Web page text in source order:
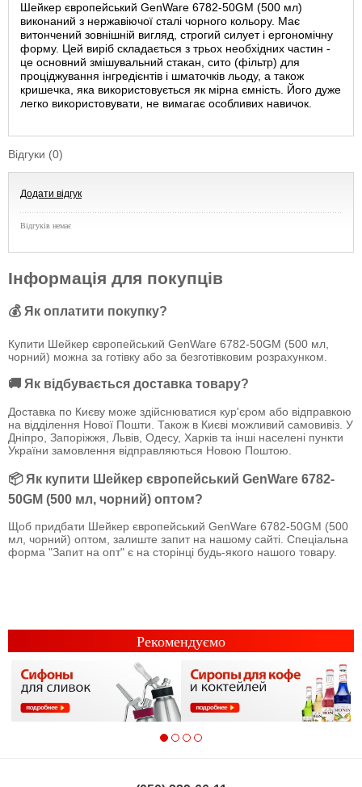
Шейкер європейський GenWare 6782-50GM (500 мл)
виконаний з нержавіючої сталі чорного кольору. Має
витончений зовнішній вигляд, строгий силует і ергономічну
форму. Цей виріб складається з трьох необхідних частин -
це основний змішувальний стакан, сито (фільтр) для
проціджування інгредієнтів і шматочків льоду, а також
кришечка, яка використовується як мірна ємність. Його дуже
легко використовувати, не вимагає особливих навичок.
Відгуки (0)
Додати відгук
Відгуків немає
Інформація для покупців
💰 Як оплатити покупку?
Купити Шейкер європейський GenWare 6782-50GM (500 мл,
чорний) можна за готівку або за безготівковим розрахунком.
🚚 Як відбувається доставка товару?
Доставка по Києву може здійснюватися кур'єром або відправкою
на відділення Нової Пошти. Також в Києві можливий самовивіз. У
Дніпро, Запоріжжя, Львів, Одесу, Харків та інші населені пункти
України замовлення відправляються Новою Поштою.
📦 Як купити Шейкер європейський GenWare 6782-
50GM (500 мл, чорний) оптом?
Щоб придбати Шейкер європейський GenWare 6782-50GM (500
мл, чорний) оптом, залиште запит на нашому сайті. Спеціальна
форма "Запит на опт" є на сторінці будь-якого нашого товару.
Рекомендуємо